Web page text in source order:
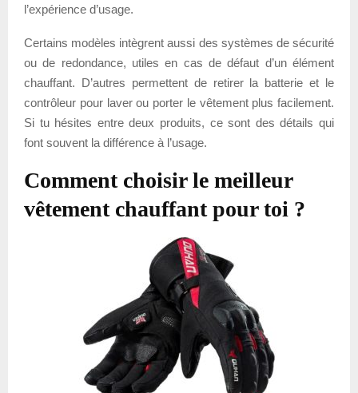
l’expérience d’usage.
Certains modèles intègrent aussi des systèmes de sécurité
ou de redondance, utiles en cas de défaut d’un élément
chauffant. D’autres permettent de retirer la batterie et le
contrôleur pour laver ou porter le vêtement plus facilement.
Si tu hésites entre deux produits, ce sont des détails qui
font souvent la différence à l’usage.
Comment choisir le meilleur
vêtement chauffant pour toi ?